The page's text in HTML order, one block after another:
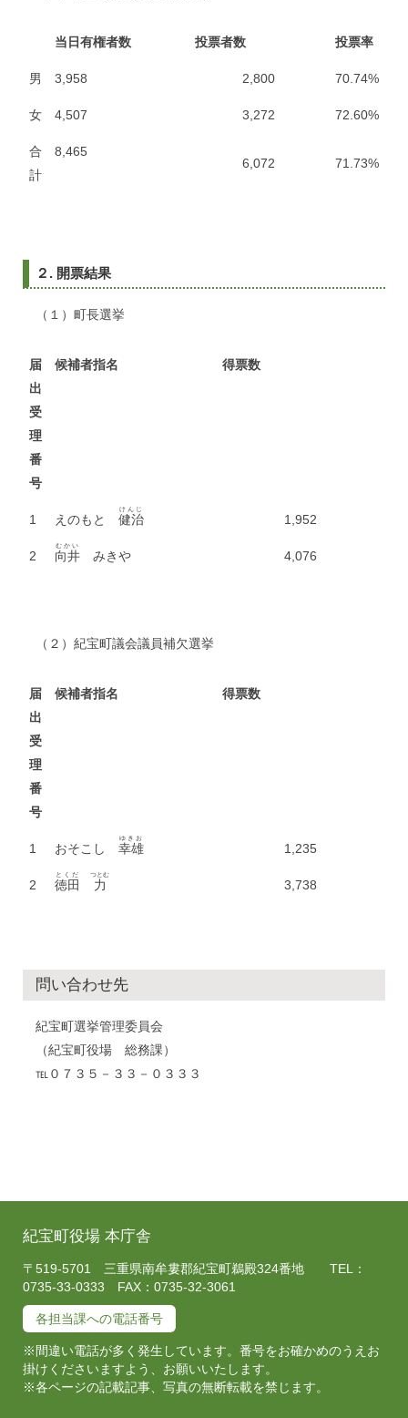
当日有権者数 投票者数 投票率
男 3,958 2,800 70.74%
女 4,507 3,272 72.60%
合
計
8,465
6,072
71.73%
２. 開票結果
（１）町長選挙
届
出
受
理
番
号
候補者指名 得票数
1 えのもと 健治
けんじ
1,952
2 向井
むかい
みきや 4,076
（２）紀宝町議会議員補欠選挙
届
出
受
理
番
号
候補者指名 得票数
1 おそこし 幸雄
ゆきお
1,235
2 徳田
とくだ
力
つとむ
3,738
問い合わせ先
紀宝町選挙管理委員会
（紀宝町役場 総務課）
℡０７３５－３３－０３３３
紀宝町役場 本庁舎
〒519-5701 三重県南牟婁郡紀宝町鵜殿324番地 TEL：
0735-33-0333 FAX：0735-32-3061
各担当課への電話番号
※間違い電話が多く発生しています。番号をお確かめのうえお
掛けくださいますよう、お願いいたします。
※各ページの記載記事、写真の無断転載を禁じます。